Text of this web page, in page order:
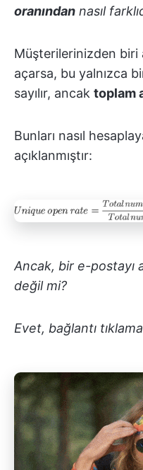
oranından nasıl
Müşterilerinizden biri
açarsa, bu yalnızca
sayılır, ancak toplam
Bunları nasıl
açıklanmıştır:
Ancak, bir e-postayı
değil mi?
Evet, bağlantı